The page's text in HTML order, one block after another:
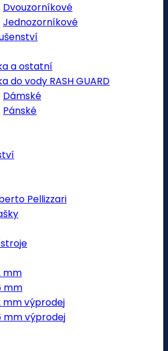
Dvouzorníkové
Jednozorníkové
a ostatní
do vody RASH GUARD
Dámské
Pánské
Pellizzari
mm
mm
mm výprodej
mm výprodej